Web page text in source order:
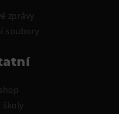
zprávy
soubory
školy